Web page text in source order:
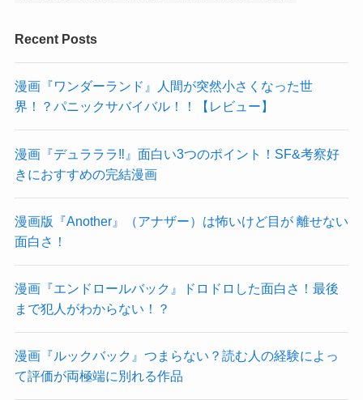
Recent Posts
漫画『ワンダーランド』人間が突然小さくなった世
界！？パニックサバイバル！！【レビュー】
漫画『デュラララ‼』面白い3つのポイント！SF&考察好
きにおすすめの完結漫画
漫画版『Another』（アナザー）は怖いけど目が 離せない
面白さ！
漫画『エンドロールバック』ドロドロした面白さ！最後
まで犯人がわからない！？
漫画『ルックバック』つまらない？読む人の経験によっ
て評価が両極端に別れる作品